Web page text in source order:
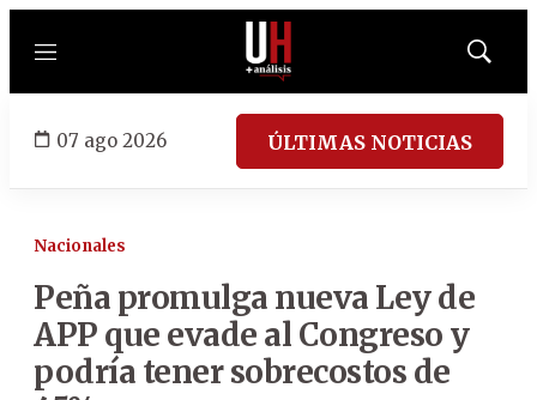
Menú
Mostrar
07 ago 2026 ÚLTIMAS NOTICIAS
Nacionales
Peña promulga nueva Ley de
APP que evade al Congreso y
podría tener sobrecostos de